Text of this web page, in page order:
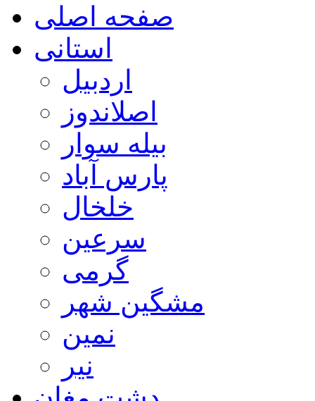
صفحه اصلی
استانی
اردبیل
اصلاندوز
بیله سوار
پارس آباد
خلخال
سرعین
گرمی
مشگین شهر
نمین
نیر